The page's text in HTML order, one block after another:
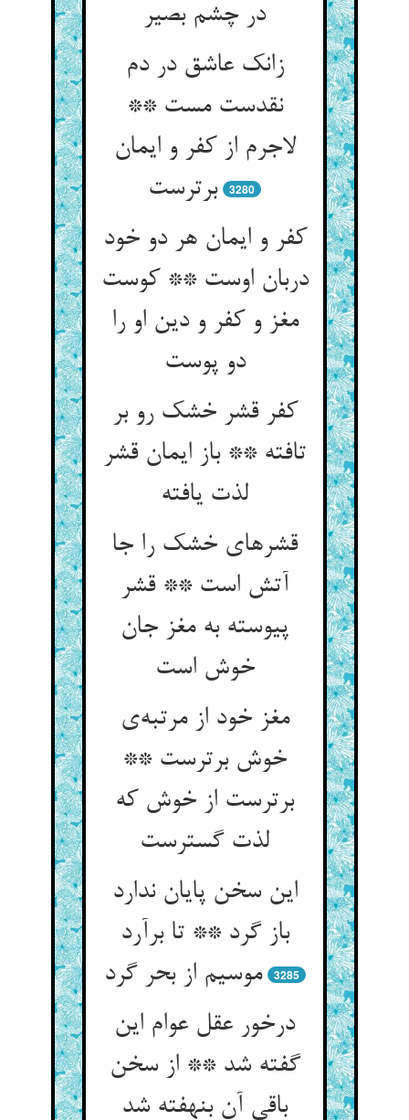
در چشم بصیر
زانک عاشق در دم
نقدست مست **
لاجرم از کفر و ایمان
برترست
3280
کفر و ایمان هر دو خود
دربان اوست ** کوست
مغز و کفر و دین او را
دو پوست
کفر قشر خشک رو بر
تافته ** باز ایمان قشر
لذت یافته
قشرهای خشک را جا
آتش است ** قشر
پیوسته به مغز جان
خوش است
مغز خود از مرتبه‌ی
خوش برترست **
برترست از خوش که
لذت گسترست
این سخن پایان ندارد
باز گرد ** تا برآرد
موسیم از بحر گرد
3285
درخور عقل عوام این
گفته شد ** از سخن
باقی آن بنهفته شد